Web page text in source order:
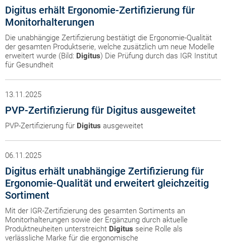
Digitus erhält Ergonomie-Zertifizierung für
Monitorhalterungen
Die unabhängige Zertifizierung bestätigt die Ergonomie-Qualität
der gesamten Produktserie, welche zusätzlich um neue Modelle
erweitert wurde (Bild: Digitus) Die Prüfung durch das IGR Institut
für Gesundheit
13.11.2025
PVP-Zertifizierung für Digitus ausgeweitet
PVP-Zertifizierung für Digitus ausgeweitet
06.11.2025
Digitus erhält unabhängige Zertifizierung für
Ergonomie-Qualität und erweitert gleichzeitig
Sortiment
Mit der IGR-Zertifizierung des gesamten Sortiments an
Monitorhalterungen sowie der Ergänzung durch aktuelle
Produktneuheiten unterstreicht Digitus seine Rolle als
verlässliche Marke für die ergonomische